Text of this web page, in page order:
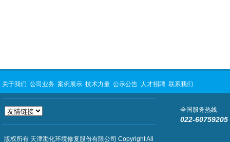
关于我们 公司业务 案例展示 技术力量 公示公告 人才招聘 联系我们
全国服务热线
022-60759205
版权所有 天津渤化环境修复股份有限公司 Copyright All